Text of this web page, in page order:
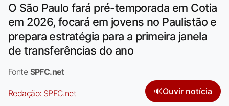
O São Paulo fará pré-temporada em Cotia
em 2026, focará em jovens no Paulistão e
prepara estratégia para a primeira janela
de transferências do ano
Fonte SPFC.net
Redação: SPFC.net 🔊Ouvir notícia